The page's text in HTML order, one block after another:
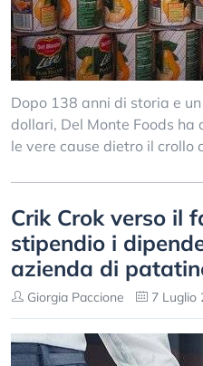
Dopo 138 anni di storia e
dollari, Del Monte Foods
le vere cause dietro il crollo
Crik Crok verso il
stipendio i
azienda di
Giorgia Paccione 7 Luglio